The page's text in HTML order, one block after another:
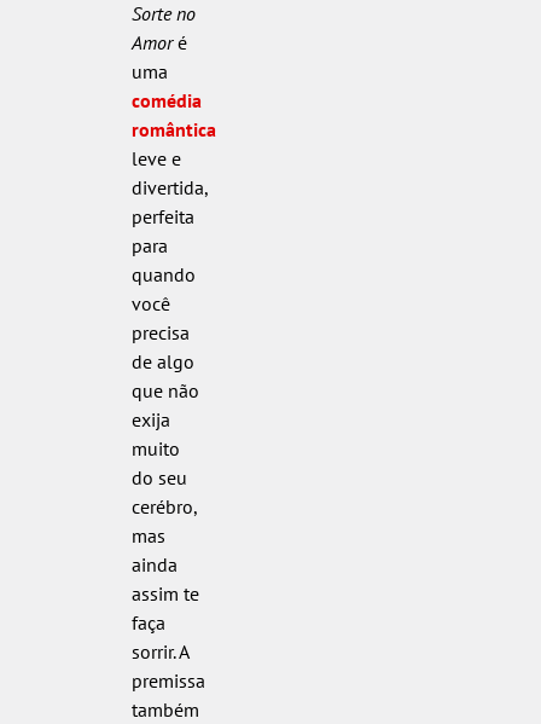
Sorte no
Amoré
uma
comédia
romântica
leve e
divertida,
perfeita
para
quando
você
precisa
de algo
que não
exija
muito
do seu
cerébro,
mas
ainda
assim te
faça
sorrir. A
premissa
também